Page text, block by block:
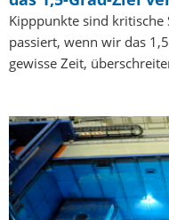
Kipppunkte sind kritische
passiert, wenn wir das
gewisse Zeit,